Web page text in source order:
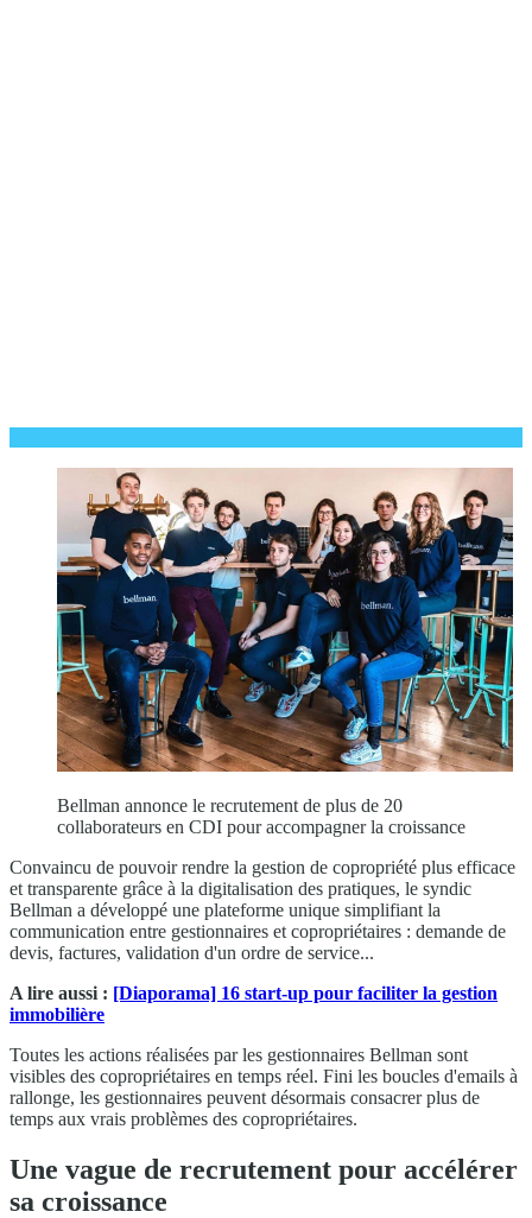
Bellman annonce le recrutement de plus de 20
collaborateurs en CDI pour accompagner la croissance
Convaincu de pouvoir rendre la gestion de copropriété plus efficace
et transparente grâce à la digitalisation des pratiques, le syndic
Bellman a développé une plateforme unique simplifiant la
communication entre gestionnaires et copropriétaires : demande de
devis, factures, validation d'un ordre de service...
A lire aussi : [Diaporama] 16 start-up pour faciliter la gestion
immobilière
Toutes les actions réalisées par les gestionnaires Bellman sont
visibles des copropriétaires en temps réel. Fini les boucles d'emails à
rallonge, les gestionnaires peuvent désormais consacrer plus de
temps aux vrais problèmes des copropriétaires.
Une vague de recrutement pour accélérer
sa croissance